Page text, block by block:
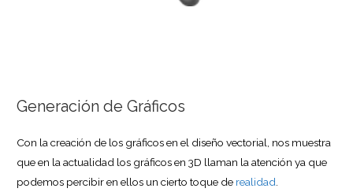
Generación de Gráficos
Con la creación de los gráficos en el diseño vectorial, nos muestra
que en la actualidad los gráficos en 3D llaman la atención ya que
podemos percibir en ellos un cierto toque de realidad.